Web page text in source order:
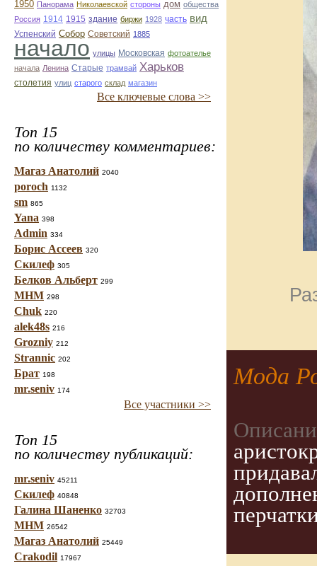
1950 Панорама Николаевской стороны дом общества
Россия 1914 1915 здание биржи 1928 часть вид
Успенский Собор Советский 1885
начало улицы Московская фотоателье
начала Ленина Старые трамвай Харьков
столетия улиц старого склад магазин
Все ключевые слова >>
Топ 15
по количеству комментариев:
Магаз Анатолий 2040
poroch 1132
sm 865
Yana 398
Admin 334
Борис Ассеев 320
Скилеф 305
Белков Альберт 299
МНМ 298
Chuk 220
alek48s 216
Grozniy 212
Strannic 202
Брат 198
mr.seniv 174
Все участники >>
Топ 15
по количеству публикаций:
mr.seniv 45211
Скилеф 40848
Галина Шаненко 32703
МНМ 26542
Магаз Анатолий 25449
Crakodil 17967
Мода